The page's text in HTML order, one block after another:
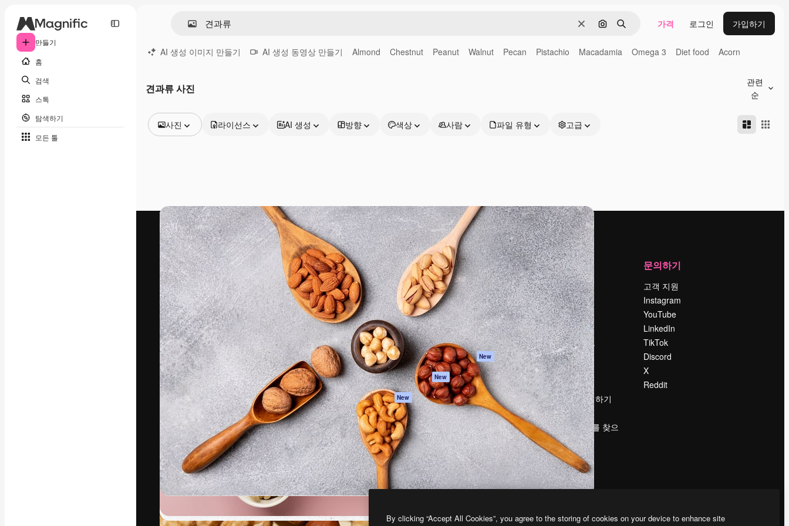
만들기
홈
검색
스톡
탐색하기
모든 툴
지우기이미지로 검색
검색 가격 로그인 가입하기
AI 생성 이미지 만들기 AI 생성 동영상 만들기 Almond Chestnut Peanut Walnut Pecan Pistachio Macadamia Omega 3 Diet food Acorn
견과류 사진
관련
순
사진
동영상
영상 클립
모션 그래픽
동영상 템플릿
아이콘
3D 모델
글꼴
라이선스 AI 생성 방향 색상 사람 파일 유형 고급
최고의 결과물을 이끌어내는 크리에이티브
플랫폼. 크리에이터, 엔터프라이즈, 에이전시,
스튜디오를 아우르는 100만 명 이상의 구독
자.
한국어
프로덕트
Spaces
AI 어시스턴트
AI 이미지 생성기
AI 동영상 생성기
AI 텍스트 음성 변환
스톡 콘텐츠
Claude/ChatGPT
용 MCP
New
Agents New
API
모바일 앱
모든 Magnific 툴
시작하기
Academy
문서
지원
이용 약관
개인정보 보호 정책
원본 New
쿠키 정책
Trust Center
제휴 파트너
비지니스
회사
가격
회사 소개
Reviews
채용 정보
검색 트렌드
블로그
이벤트
Slidesgo
콘텐츠 판매하기
프레스룸
magnific.ai를 찾으
시나요?
문의하기
고객 지원
Instagram
YouTube
LinkedIn
TikTok
Discord
X
Reddit
Copyright © 2010-2026Freepik Company S.L.U.모든 권리는 보호 받습니다
By clicking “Accept All Cookies”, you agree to the storing of cookies on your device to enhance site